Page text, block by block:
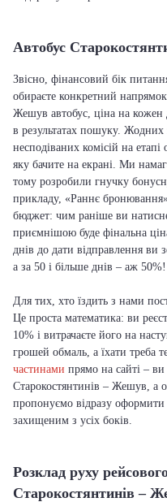
Автобус
Звісно, фінансовий бік
обираєте конкретний
Жешув автобус, ціна на кожен
в результатах пошуку. Жодних
несподіваних комісій на
яку бачите на екрані. Ми
тому розробили гнучку
прикладу, «Раннє
бюджет: чим раніше ви
приємнішою буде фінальна
днів до дати відправлення ви
а за 50 і більше днів – аж 50%!
Для тих, хто їздить з нами
Це проста математика: ви
10% і витрачаєте його на
грошей обмаль, а їхати треба
частинами прямо на сайті –
Старокостянтинів – Жешув, а
пропонуємо відразу
захищеним з усіх боків.
Розклад руху
Старокостянтинів –